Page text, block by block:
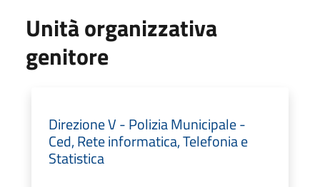
Unità organizzativa
genitore
Direzione V - Polizia Municipale -
Ced, Rete informatica, Telefonia e
Statistica